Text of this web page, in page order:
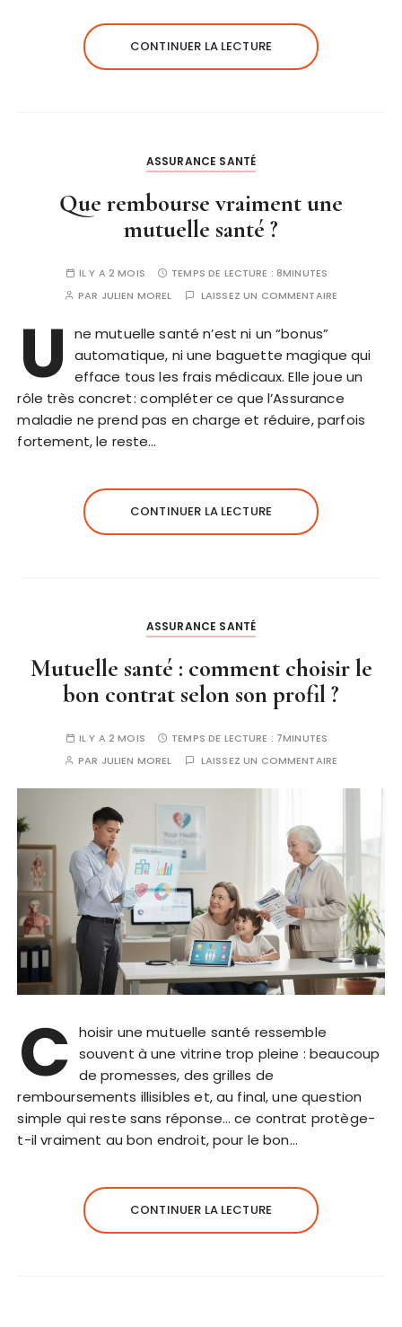
CONTINUER LA LECTURE
ASSURANCE SANTÉ
Que rembourse vraiment une
mutuelle santé ?
IL Y A 2 MOIS TEMPS DE LECTURE :8MINUTES
PAR JULIEN MOREL LAISSEZ UN COMMENTAIRE
U
ne mutuelle santé n’est ni un “bonus”
automatique, ni une baguette magique qui
efface tous les frais médicaux. Elle joue un
rôle très concret : compléter ce que l’Assurance
maladie ne prend pas en charge et réduire, parfois
fortement, le reste…
CONTINUER LA LECTURE
ASSURANCE SANTÉ
Mutuelle santé : comment choisir le
bon contrat selon son profil ?
IL Y A 2 MOIS TEMPS DE LECTURE : 7MINUTES
PAR JULIEN MOREL LAISSEZ UN COMMENTAIRE
C hoisir une mutuelle santé ressemble
souvent à une vitrine trop pleine : beaucoup
de promesses, des grilles de
remboursements illisibles et, au final, une question
simple qui reste sans réponse… ce contrat protège-
t-il vraiment au bon endroit, pour le bon…
CONTINUER LA LECTURE